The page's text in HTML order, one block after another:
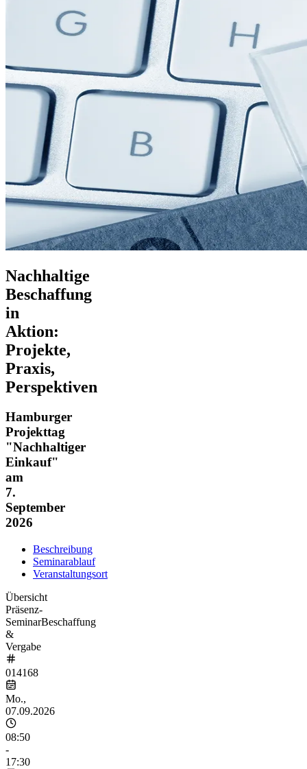
Nachhaltige
Beschaffung
in
Aktion:
Projekte,
Praxis,
Perspektiven
Hamburger
Projekttag
"Nachhaltiger
Einkauf"
am
7.
September
2026
Beschreibung
Seminarablauf
Veranstaltungsort
Übersicht
Präsenz-
SeminarBeschaffung
&
Vergabe
014168
Mo.,
07.09.2026
08:50
-
17:30